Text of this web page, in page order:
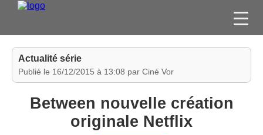
FILMS
JEUX VIDÉO
CONCOURS
Actualité série
Publié le 16/12/2015 à 13:08 par Ciné Vor
Between nouvelle création
originale Netflix